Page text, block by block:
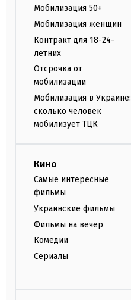
Мобилизация 50+
Мобилизация женщин
Контракт для 18-24-
летних
Отсрочка от
мобилизации
Мобилизация в Украине:
сколько человек
мобилизует ТЦК
Кино
Самые интересные
фильмы
Украинские фильмы
Фильмы на вечер
Комедии
Сериалы